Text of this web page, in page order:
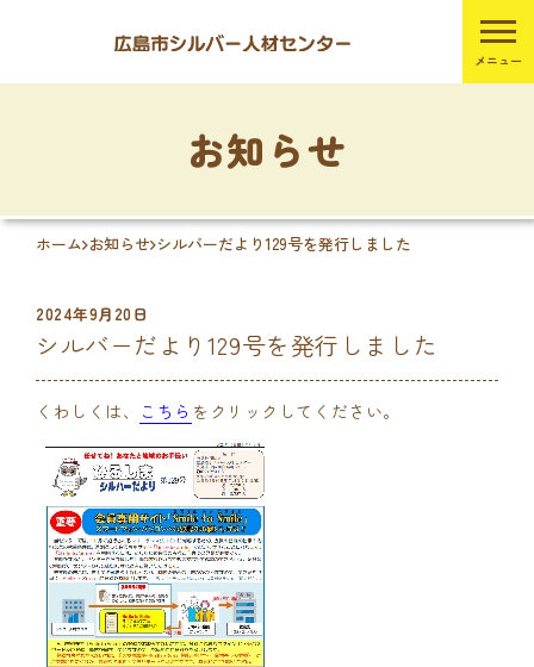
お知らせ
ホーム お知らせ シルバーだより129号を発行しました
2024年9月20日
シルバーだより129号を発行しました
くわしくは、 こちら をクリックしてください。